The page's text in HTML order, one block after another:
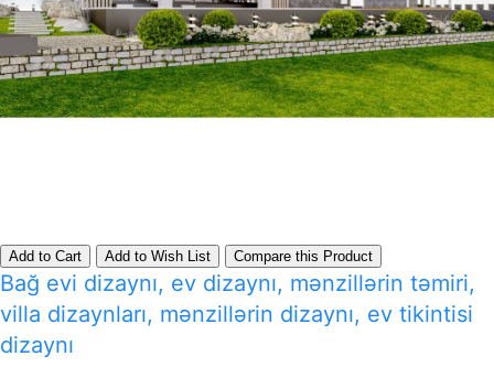
Add to Cart Add to Wish List Compare this Product
Bağ evi dizaynı, ev dizaynı, mənzillərin təmiri,
villa dizaynları, mənzillərin dizaynı, ev tikintisi
dizaynı